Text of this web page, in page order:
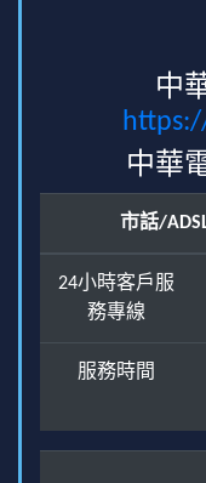
中
中華
市話/
24小時客戶服
務專線
服務時間